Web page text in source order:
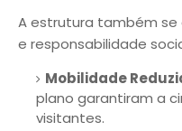
A estrutura também
e responsabilidade
Mobilidade
plano garantiram a
visitantes.